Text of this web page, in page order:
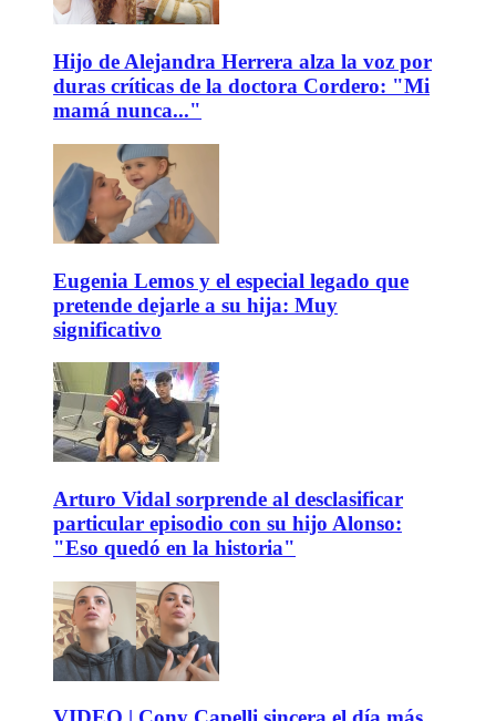
Hijo de Alejandra Herrera alza la voz por
duras críticas de la doctora Cordero: "Mi
mamá nunca..."
Eugenia Lemos y el especial legado que
pretende dejarle a su hija: Muy
significativo
Arturo Vidal sorprende al desclasificar
particular episodio con su hijo Alonso:
"Eso quedó en la historia"